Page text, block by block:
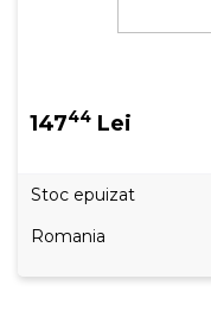
14744 Lei
Stoc epuizat
Romania